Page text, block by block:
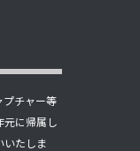
プチャー等
元に帰属し
いたしま